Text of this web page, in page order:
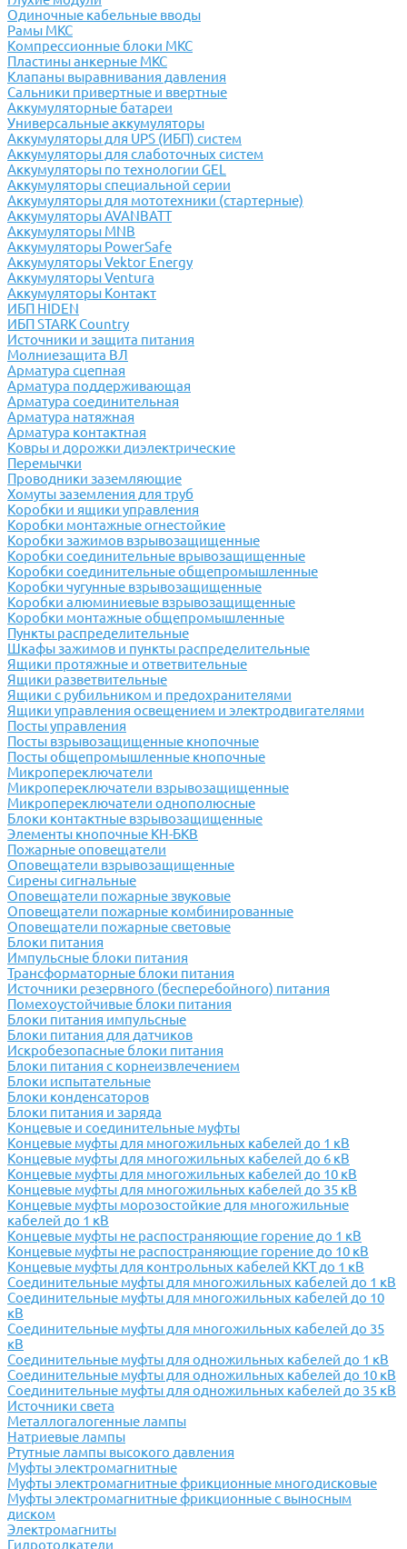
Одиночные кабельные вводы
Рамы МКС
Компрессионные блоки МКС
Пластины анкерные МКС
Клапаны выравнивания давления
Сальники привертные и ввертные
Аккумуляторные батареи
Универсальные аккумуляторы
Аккумуляторы для UPS (ИБП) систем
Аккумуляторы для слаботочных систем
Аккумуляторы по технологии GEL
Аккумуляторы специальной серии
Аккумуляторы для мототехники (стартерные)
Аккумуляторы AVANBATT
Аккумуляторы MNB
Аккумуляторы PowerSafe
Аккумуляторы Vektor Energy
Аккумуляторы Ventura
Аккумуляторы Контакт
ИБП HIDEN
ИБП STARK Country
Источники и защита питания
Молниезащита ВЛ
Арматура сцепная
Арматура поддерживающая
Арматура соединительная
Арматура натяжная
Арматура контактная
Ковры и дорожки диэлектрические
Перемычки
Проводники заземляющие
Хомуты заземления для труб
Коробки и ящики управления
Коробки монтажные огнестойкие
Коробки зажимов взрывозащищенные
Коробки соединительные врывозащищенные
Коробки соединительные общепромышленные
Коробки чугунные взрывозащищенные
Коробки алюминиевые взрывозащищенные
Коробки монтажные общепромышленные
Пункты распределительные
Шкафы зажимов и пункты распределительные
Ящики протяжные и ответвительные
Ящики разветвительные
Ящики с рубильником и предохранителями
Ящики управления освещением и электродвигателями
Посты управления
Посты взрывозащищенные кнопочные
Посты общепромышленные кнопочные
Микропереключатели
Микропереключатели взрывозащищенные
Микропереключатели однополюсные
Блоки контактные взрывозащищенные
Элементы кнопочные КН-БКВ
Пожарные оповещатели
Оповещатели взрывозащищенные
Сирены сигнальные
Оповещатели пожарные звуковые
Оповещатели пожарные комбинированные
Оповещатели пожарные световые
Блоки питания
Импульсные блоки питания
Трансформаторные блоки питания
Источники резервного (бесперебойного) питания
Помехоустойчивые блоки питания
Блоки питания импульсные
Блоки питания для датчиков
Искробезопасные блоки питания
Блоки питания с корнеизвлечением
Блоки испытательные
Блоки конденсаторов
Блоки питания и заряда
Концевые и соединительные муфты
Концевые муфты для многожильных кабелей до 1 кВ
Концевые муфты для многожильных кабелей до 6 кВ
Концевые муфты для многожильных кабелей до 10 кВ
Концевые муфты для многожильных кабелей до 35 кВ
Концевые муфты морозостойкие для многожильные
кабелей до 1 кВ
Концевые муфты не распостраняющие горение до 1 кВ
Концевые муфты не распостраняющие горение до 10 кВ
Концевые муфты для контрольных кабелей ККТ до 1 кВ
Соединительные муфты для многожильных кабелей до 1 кВ
Соединительные муфты для многожильных кабелей до 10
кВ
Соединительные муфты для многожильных кабелей до 35
кВ
Соединительные муфты для одножильных кабелей до 1 кВ
Соединительные муфты для одножильных кабелей до 10 кВ
Соединительные муфты для одножильных кабелей до 35 кВ
Источники света
Металлогалогенные лампы
Натриевые лампы
Ртутные лампы высокого давления
Муфты электромагнитные
Муфты электромагнитные фрикционные многодисковые
Муфты электромагнитные фрикционные с выносным
диском
Электромагниты
Гидротолкатели